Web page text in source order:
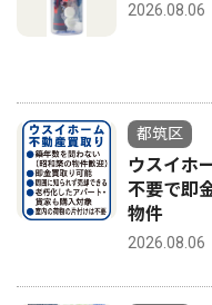
2026.08.06
都筑区
ウスイホ
不要で即
物件
2026.08.06